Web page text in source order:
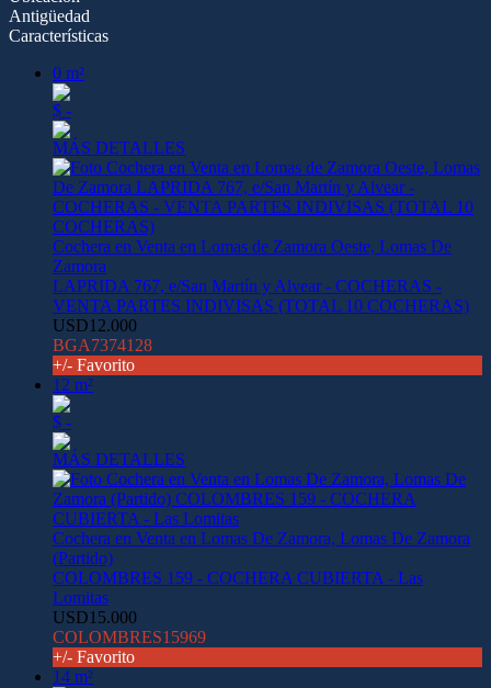
Antigüedad
Características
0 m²
$ -
MÁS DETALLES
Cochera en Venta en Lomas de Zamora Oeste, Lomas De
Zamora
LAPRIDA 767, e/San Martín y Alvear - COCHERAS -
VENTA PARTES INDIVISAS (TOTAL 10 COCHERAS)
USD12.000
BGA7374128
+/- Favorito
12 m²
$ -
MÁS DETALLES
Cochera en Venta en Lomas De Zamora, Lomas De Zamora
(Partido)
COLOMBRES 159 - COCHERA CUBIERTA - Las
Lomitas
USD15.000
COLOMBRES15969
+/- Favorito
14 m²